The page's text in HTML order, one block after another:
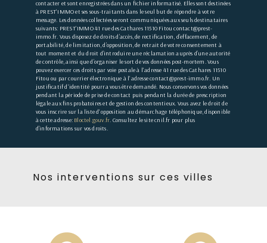
contacter et sont enregistrées dans un fichier informatisé. Elles sont destinées
à PREST'IMMO et ses sous-traitants dans le seul but de répondre à votre
message. Les données collectées seront communiquées aux seuls destinataires
suivants: PREST'IMMO 41 rue des Cathares 11510 Fitou contact@prest-
immo.fr. Vous disposez de droits d’accès, de rectification, d’effacement, de
portabilité, de limitation, d’opposition, de retrait de votre consentement à
tout moment et du droit d’introduire une réclamation auprès d’une autorité
de contrôle, ainsi que d’organiser le sort de vos données post-mortem. Vous
pouvez exercer ces droits par voie postale à l'adresse 41 rue des Cathares 11510
Fitou ou par courrier électronique à l'adresse contact@prest-immo.fr. Un
justificatif d'identité pourra vous être demandé. Nous conservons vos données
pendant la période de prise de contact puis pendant la durée de prescription
légale aux fins probatoires et de gestion des contentieux. Vous avez le droit de
vous inscrire sur la liste d'opposition au démarchage téléphonique, disponible
à cette adresse: Bloctel.gouv.fr. Consultez le site cnil.fr pour plus
d’informations sur vos droits.
Nos interventions sur ces villes